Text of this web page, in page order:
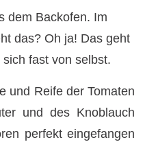
dem Backofen. Im
das? Oh ja! Das geht
fast von selbst.
und Reife der Tomaten
und des Knoblauch
perfekt eingefangen